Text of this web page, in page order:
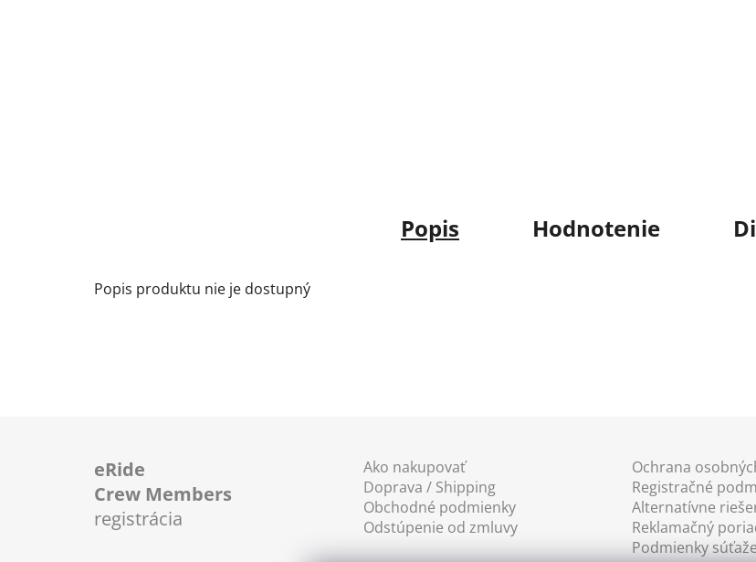
Popis Hodnotenie
Popis produktu nie je dostupný
eRide
Crew Members
registrácia
Ako nakupovať
Doprava / Shipping
Obchodné podmienky
Odstúpenie od zmluvy
Ochrana
Registračné
Alternatívne
Reklamačný
Podmienky